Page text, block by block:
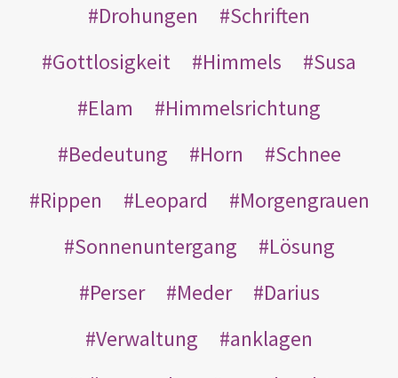
Drohungen
Schriften
Gottlosigkeit
Himmels
Susa
Elam
Himmelsrichtung
Bedeutung
Horn
Schnee
Rippen
Leopard
Morgengrauen
Sonnenuntergang
Lösung
Perser
Meder
Darius
Verwaltung
anklagen